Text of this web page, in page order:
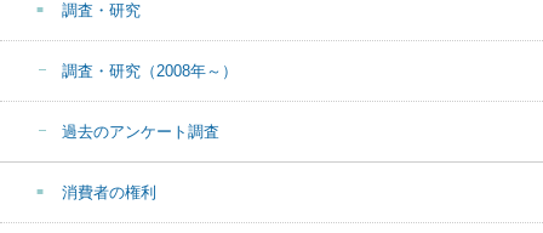
調査・研究
調査・研究（2008年～）
過去のアンケート調査
消費者の権利